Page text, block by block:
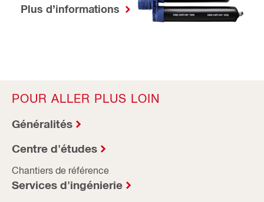
Plus d’informations
POUR ALLER PLUS LOIN
Généralités
Centre d'études
Chantiers de référence
Services d'ingénierie